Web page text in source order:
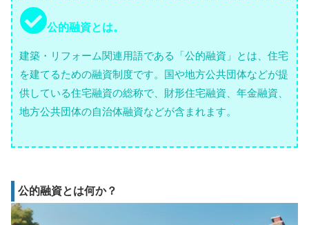
公的融資とは。
建築・リフォーム関連用語である「公的融資」とは、住宅
を建てるための融資制度です。国や地方公共団体などが提
供している住宅融資の総称で、財形住宅融資、年金融資、
地方公共団体の自治体融資などが含まれます。
公的融資とは何か？